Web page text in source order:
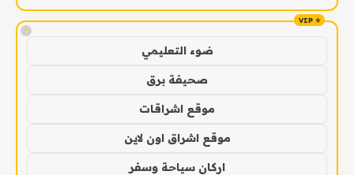
!
ضوء التعليمي
صحيفة برق
موقع اشراقات
موقع اشراق اون لاين
اركان سياحة وسفر